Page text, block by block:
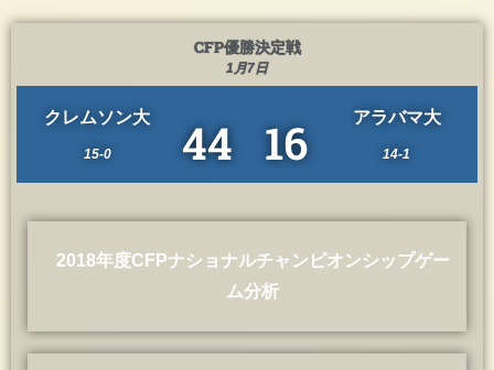
CFP優勝決定戦
1月7日
クレムソン大
15-0 44 16 アラバマ大
14-1
2018年度CFPナショナルチャンピオンシップゲー
ム分析